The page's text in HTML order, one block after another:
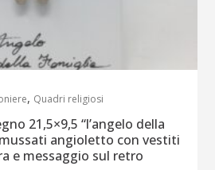
, Quadri religiosi
21,5×9,5 “l’angelo della
angioletto con vestiti
e messaggio sul retro